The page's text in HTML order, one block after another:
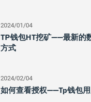
2024/01/04
TP钱包HT挖矿——最新的
方式
2024/02/04
如何查看授权——tp钱包